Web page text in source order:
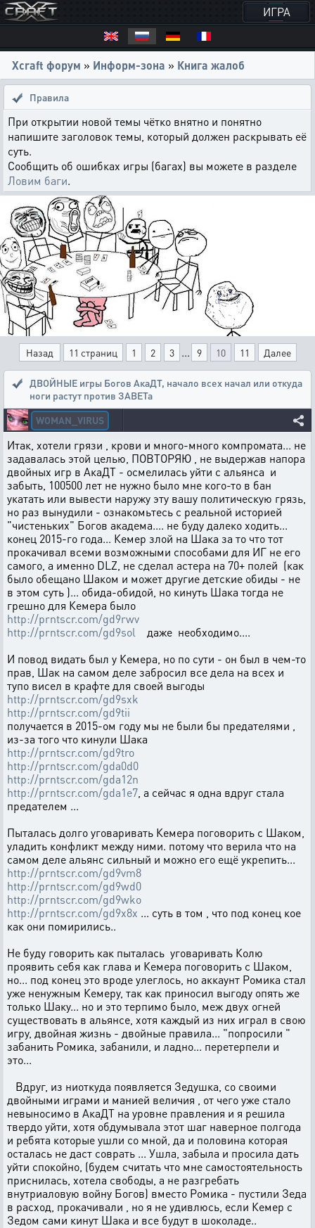
ИГРА
Xcraft форум » Информ-зона » Книга жалоб
Правила
При открытии новой темы чётко внятно и понятно
напишите заголовок темы, который должен раскрывать её
суть.
Сообщить об ошибках игры (багах) вы можете в разделе
Ловим баги.
Назад 11 страниц 1 2 3 ... 9 10 11 Далее
ДВОЙНЫЕ игры Богов АкаДТ, начало всех начал или откуда
ноги растут против ЗАВЕТа
WOMAN_VIRUS
Итак, хотели грязи , крови и много-много компромата... не
задавалась этой целью, ПОВТОРЯЮ , не выдержав напора
двойных игр в АкаДТ - осмелилась уйти с альянса и
забыть, 100500 лет не нужно было мне кого-то в бан
укатать или вывести наружу эту вашу политическую грязь,
но раз вынудили - ознакомьтесь с реальной историей
"чистеньких" Богов академа.... не буду далеко ходить...
конец 2015-го года... Кемер злой на Шака за то что тот
прокачивал всеми возможными способами для ИГ не его
самого, а именно DLZ, не сделал астера на 70+ полей (как
было обещано Шаком и может другие детские обиды - не
в этом суть )... обида-обидой, но кинуть Шака тогда не
грешно для Кемера было
http://prntscr.com/gd9rwv
http://prntscr.com/gd9sol даже необходимо....
И повод видать был у Кемера, но по сути - он был в чем-то
прав, Шак на самом деле забросил все дела на всех и
тупо висел в крафте для своей выгоды
http://prntscr.com/gd9sxk
http://prntscr.com/gd9tii
получается в 2015-ом году мы не были бы предателями ,
из-за того что кинули Шака
http://prntscr.com/gd9tro
http://prntscr.com/gda0d0
http://prntscr.com/gda12n
http://prntscr.com/gda1e7 , а сейчас я одна вдруг стала
предателем ...
Пыталась долго уговаривать Кемера поговорить с Шаком,
уладить конфликт между ними. потому что верила что на
самом деле альянс сильный и можно его ещё укрепить...
http://prntscr.com/gd9vm8
http://prntscr.com/gd9wd0
http://prntscr.com/gd9wko
http://prntscr.com/gd9x8x ... суть в том , что под конец кое
как они помирились..
Не буду говорить как пыталась уговаривать Колю
проявить себя как глава и Кемера поговорить с Шаком,
но... под конец это вроде улеглось, но аккаунт Ромика стал
уже ненужным Кемеру, так как приносил выгоду опять же
только Шаку... но и это терпимо было, меж двух огней
существовать в альянсе, хотя каждый из них играл в свою
игру, двойная жизнь - двойные правила... "попросили "
забанить Ромика, забанили, и ладно... перетерпели и
это...
Вдруг, из ниоткуда появляется Зедушка, со своими
двойными играми и манией величия , от чего уже стало
невыносимо в АкаДТ на уровне правления и я решила
твердо уйти, хотя обдумывала этот шаг наверное полгода
и ребята которые ушли со мной, да и половина которая
осталась не даст соврать ... Ушла, забыла и просила дать
уйти спокойно, (будем считать что мне самостоятельность
приснилась, хотела свободы, а не разгребать
внутриаловую войну Богов) вместо Ромика - пустили Зеда
в расход, прокачивали , но я не удивлюсь, если Кемер с
Зедом сами кинут Шака и все будут в шоколаде..